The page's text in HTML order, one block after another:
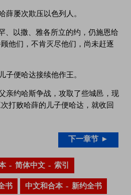
薛屡次欺压以色列人。
、以撒、雅各所立的约，仍施恩给
他们，不肯灭尽他们，尚未赶逐
子便哈达接续他作王。
亲约哈斯争战，攻取了些城邑，现
打败哈薛的儿子便哈达，就收回
下一章节 ►
– 简体中文 – 索引
书 中文和合本 – 新约全书